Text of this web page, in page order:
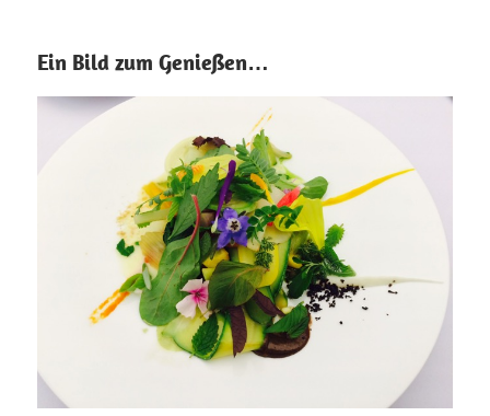
Ein Bild zum Genießen…